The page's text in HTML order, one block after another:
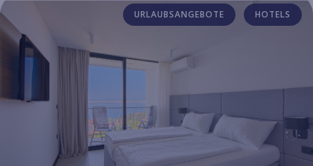
URLAUBSANGEBOTE HOTELS